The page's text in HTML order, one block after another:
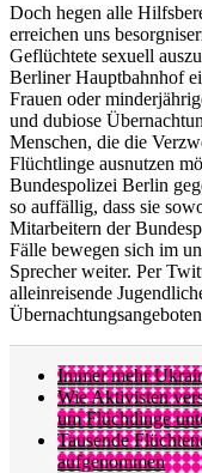
Doch hegen alle
erreichen uns
Geflüchtete sexuell
Berliner Hauptbahnhof
Frauen oder
und dubiose
Menschen, die die
Flüchtlinge ausnutzen
Bundespolizei Berlin
so auffällig, dass sie
Mitarbeitern der
Fälle bewegen sich im
Sprecher weiter. Per
alleinreisende
Immer mehr
Wie Aktivisten
um Flüchtlinge
Tausende
aufgenommen